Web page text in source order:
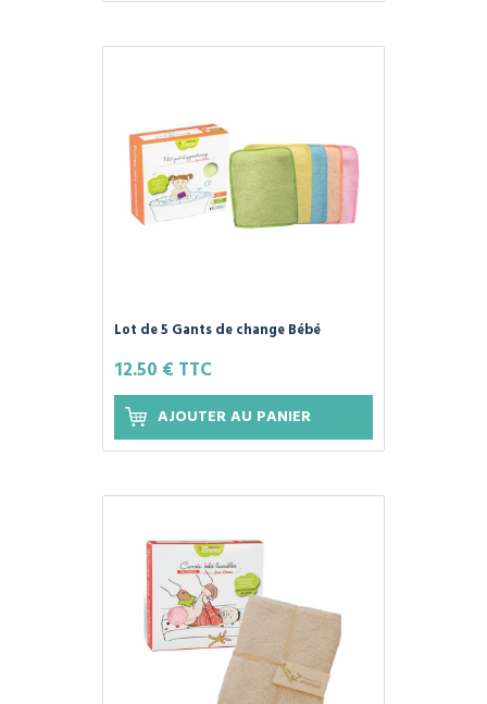
Lot de 5 Gants de change Bébé
- Les Tendances d'Emma
12.50 € TTC
AJOUTER AU PANIER